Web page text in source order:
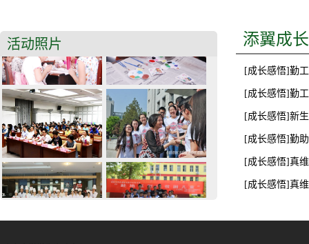
活动照片 添翼成长
[成长感悟]勤
[成长感悟]勤
[成长感悟]新
[成长感悟]勤
[成长感悟]真
[成长感悟]真